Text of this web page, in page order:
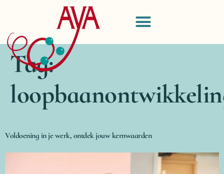
Tag:
Voldoening in je werk, ontdek jouw kernwaarden